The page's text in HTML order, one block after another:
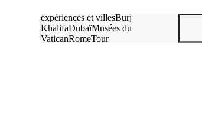
expériences et villesBurj
KhalifaDubaïMusées du
VaticanRomeTour